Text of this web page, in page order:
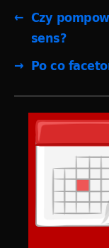
← Czy
sens?
→ Po co